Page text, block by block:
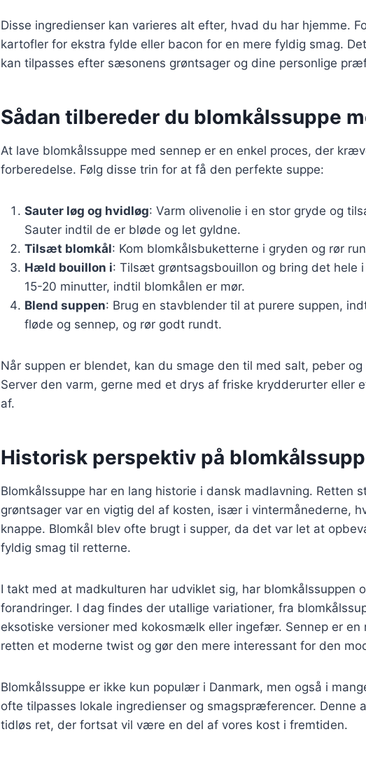
Disse ingredienser kan varieres alt efter, hvad du har hjemme.
kartofler for ekstra fylde eller bacon for en mere fyldig smag.
kan tilpasses efter sæsonens grøntsager og dine personlige
Sådan tilbereder du blomkålssuppe
At lave blomkålssuppe med sennep er en enkel proces, der
forberedelse. Følg disse trin for at få den perfekte suppe:
Sauter løg og hvidløg: Varm olivenolie i en stor gryde og
Sauter indtil de er bløde og let gyldne.
Tilsæt blomkål: Kom blomkålsbuketterne i gryden og rør
Hæld bouillon i: Tilsæt grøntsagsbouillon og bring det hele
15-20 minutter, indtil blomkålen er mør.
Blend suppen: Brug en stavblender til at purere suppen,
fløde og sennep, og rør godt rundt.
Når suppen er blendet, kan du smage den til med salt, peber
Server den varm, gerne med et drys af friske krydderurter eller
af.
Historisk perspektiv på
Blomkålssuppe har en lang historie i dansk madlavning. Retten
grøntsager var en vigtig del af kosten, især i vintermånederne,
knappe. Blomkål blev ofte brugt i supper, da det var let at
fyldig smag til retterne.
I takt med at madkulturen har udviklet sig, har blomkålssuppen
forandringer. I dag findes der utallige variationer, fra
eksotiske versioner med kokosmælk eller ingefær. Sennep er en
retten et moderne twist og gør den mere interessant for den
Blomkålssuppe er ikke kun populær i Danmark, men også i
ofte tilpasses lokale ingredienser og smagspræferencer. Denne
tidløs ret, der fortsat vil være en del af vores kost i fremtiden.